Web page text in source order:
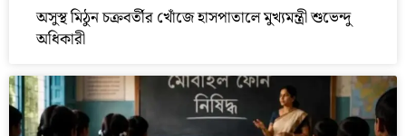
অসুস্থ মিঠুন চক্রবর্তীর খোঁজে হাসপাতালে মুখ্যমন্ত্রী শুভেন্দু
অধিকারী